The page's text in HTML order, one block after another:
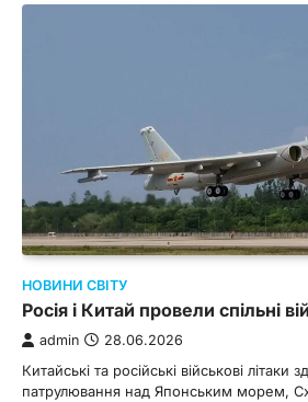
НОВИНИ СВІТУ
Росія і Китай провели спільні
admin 28.06.2026
Китайські та російські військові літаки
патрулювання над Японським морем,